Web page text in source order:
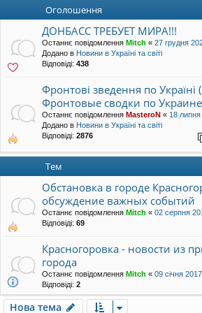
Оголошення
ДОНБАСС ТРЕБУЕТ МИРА!!!
Останнє повідомлення Mitch « 27 грудня
Додано в Новини в Україні та світі
Відповіді: 438
Фронтові зведення по Україні
Фронтовые сводки по
Останнє повідомлення MasteroN « 18
Додано в Новини в Україні та світі
Відповіді: 2876
Тем
Обстановка в городе
обсуждение важных событий
Останнє повідомлення Mitch « 02 серпня
Відповіді: 69
Красногоровка - новости из
города
Останнє повідомлення Mitch « 09 січня
Відповіді: 2
Нова тема